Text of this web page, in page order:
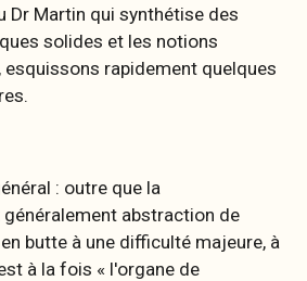
Dr Martin qui synthétise des
solides et les notions
rapidement quelques
: outre que la
abstraction de
butte à une difficulté majeure, à
à la fois « l'organe de